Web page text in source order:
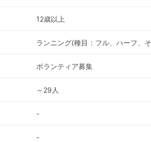
12歳以上
ランニング(種目：フル、ハーフ、
ボランティア募集
～29人
-
-